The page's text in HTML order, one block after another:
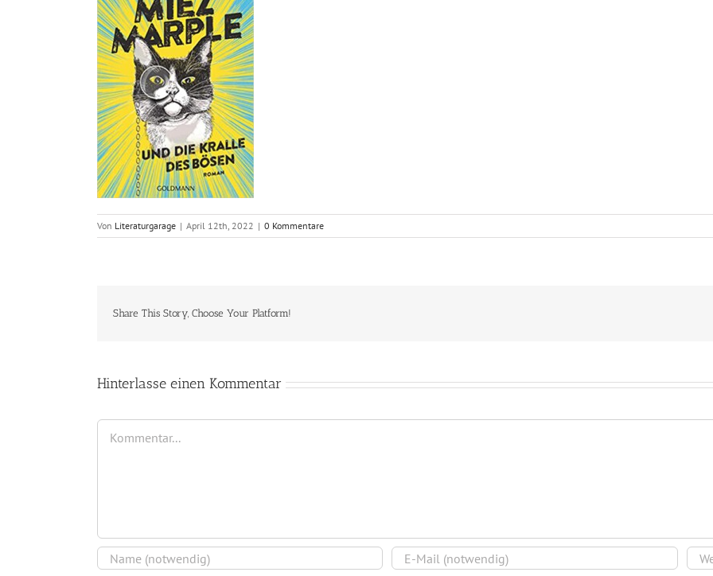
Von Literaturgarage | April 12th, 2022 | 0 Kommentare
Share This Story, Choose Your Platform!
Hinterlasse einen Kommentar
Kommentar